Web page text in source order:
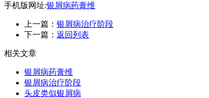
手机版网址:银屑病药膏维
上一篇： 银屑病治疗阶段
下一篇： 返回列表
相关文章
银屑病药膏维
银屑病治疗阶段
头皮类似银屑病